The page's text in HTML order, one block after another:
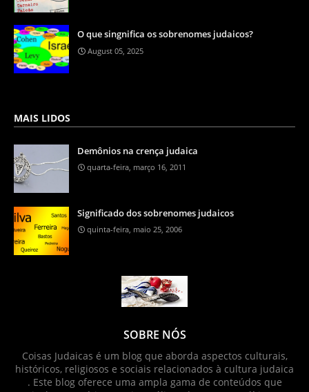
O que singnifica os sobrenomes judaicos?
August 05, 2025
MAIS LIDOS
Demônios na crença judaica
quarta-feira, março 16, 2011
Significado dos sobrenomes judaicos
quinta-feira, maio 25, 2006
SOBRE NÓS
Coisas Judaicas é um blog que aborda aspectos culturais,
históricos, religiosos e sociais relacionados à cultura judaica
. Este blog oferece uma ampla gama de conteúdos que